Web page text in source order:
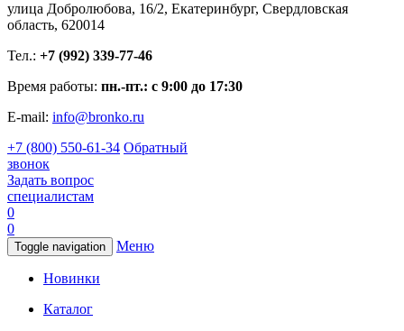
улица Добролюбова, 16/2, Екатеринбург, Свердловская
область, 620014
Тел.: +7 (992) 339-77-46
Время работы: пн.-пт.: с 9:00 до 17:30
E-mail: info@bronko.ru
+7 (800) 550-61-34 Обратный
звонок
Задать вопрос
специалистам
0
0
Toggle navigation Меню
Новинки
Каталог